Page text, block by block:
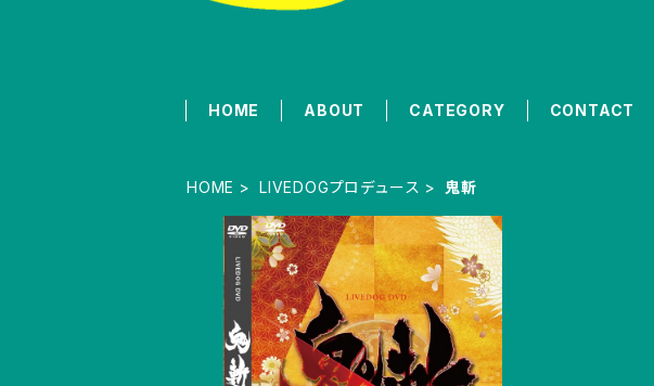
HOME ABOUT CATEGORY CONTACT
HOME LIVEDOGプロデュース 鬼斬
舞台「鬼斬」(2016年) DVD